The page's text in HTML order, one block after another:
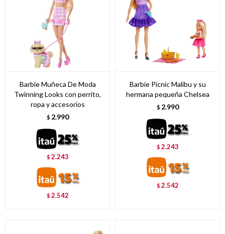
Barbie Muñeca De Moda
Twinning Looks con perrito,
ropa y accesorios
$ 2.990
$2.243
$2.542
Barbie Pícnic Malibu y su
hermana pequeña Chelsea
$ 2.990
$2.243
$2.542